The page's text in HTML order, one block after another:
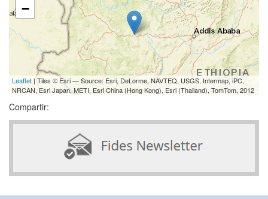
−
Leaflet | Tiles © Esri — Source: Esri, DeLorme, NAVTEQ, USGS, Intermap, iPC,
NRCAN, Esri Japan, METI, Esri China (Hong Kong), Esri (Thailand), TomTom, 2012
Compartir: